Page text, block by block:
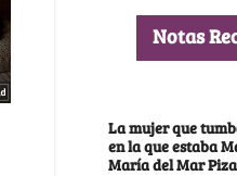
Notas
La mujer que
en la que estaba
María del Mar